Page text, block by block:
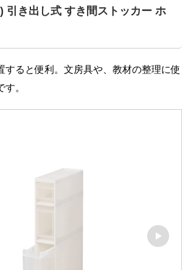
引き出し式 すき間ストッカー ホ
すると便利。文房具や、教材の整理に使
。